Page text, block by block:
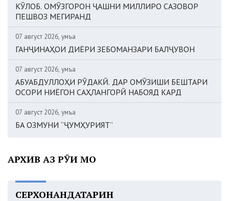
КӮЛОБ. ОМӮЗГОРОН ҶАШНИ МИЛЛИРО САЗОВОР
ПЕШВОЗ МЕГИРАНД
07 август 2026, Ҷумъа
ГАНҶИНАҲОИ ДИЁРИ ЗЕБОМАНЗАРИ БАЛҶУВОН
07 август 2026, Ҷумъа
АБУАБДУЛЛОҲИ РӮДАКӢ. ДАР ОМӮЗИШИ БЕШТАРИ
ОСОРИ НИЁГОН САҲЛАНГОРӢ НАБОЯД КАРД
07 август 2026, Ҷумъа
БА ОЗМУНИ “ҶУМҲУРИЯТ”
АРХИВ АЗ РӮИ МОҲ
СЕРХОНАНДАТАРИН